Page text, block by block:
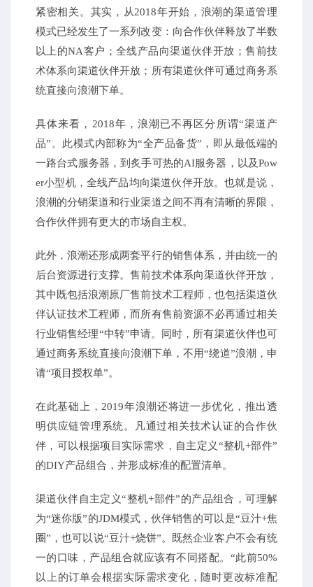
紧密相关。其实，从2018年开始，浪潮的渠道管理
模式已经发生了一系列改变：向合作伙伴释放了半数
以上的NA客户；全线产品向渠道伙伴开放；售前技
术体系向渠道伙伴开放；所有渠道伙伴可通过商务系
统直接向浪潮下单。
具体来看，2018年，浪潮已不再区分所谓“渠道产
品”。此模式内部称为“全产品备货”，即从最低端的
一路台式服务器，到炙手可热的AI服务器，以及Pow
er小型机，全线产品均向渠道伙伴开放。也就是说，
浪潮的分销渠道和行业渠道之间不再有清晰的界限，
合作伙伴拥有更大的市场自主权。
此外，浪潮还形成两套平行的销售体系，并由统一的
后台资源进行支撑。售前技术体系向渠道伙伴开放，
其中既包括浪潮原厂售前技术工程师，也包括渠道伙
伴认证技术工程师，而所有售前资源不必再通过相关
行业销售经理“中转”申请。同时，所有渠道伙伴也可
通过商务系统直接向浪潮下单，不用“绕道”浪潮，申
请“项目授权单”。
在此基础上，2019年浪潮还将进一步优化，推出透
明供应链管理系统。凡通过相关技术认证的合作伙
伴，可以根据项目实际需求，自主定义“整机+部件”
的DIY产品组合，并形成标准的配置清单。
渠道伙伴自主定义“整机+部件”的产品组合，可理解
为“迷你版”的JDM模式，伙伴销售的可以是“豆汁+焦
圈”，也可以说“豆汁+烧饼”。既然企业客户不会有统
一的口味，产品组合就应该有不同搭配。“此前50%
以上的订单会根据实际需求变化，随时更改标准配